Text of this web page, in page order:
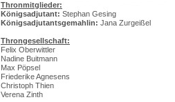
Thronmitglieder:
Königsadjutant: Stephan Gesing
Königsadjutantsgemahlin: Jana Zurgeißel
Throngesellschaft:
Felix Oberwittler
Nadine Buitmann
Max Pöpsel
Friederike Agnesens
Christoph Thien
Verena Zinth